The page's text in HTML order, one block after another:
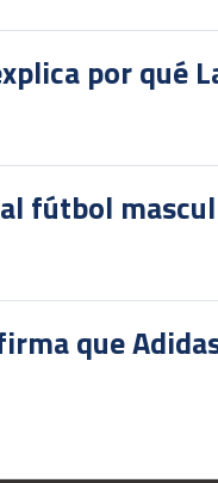
por qué
fútbol
que